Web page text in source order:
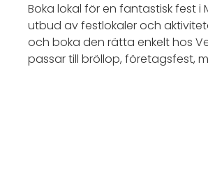
Boka lokal för en fantastisk fest i
utbud av festlokaler och
och boka den rätta enkelt hos
passar till bröllop, företagsfest,